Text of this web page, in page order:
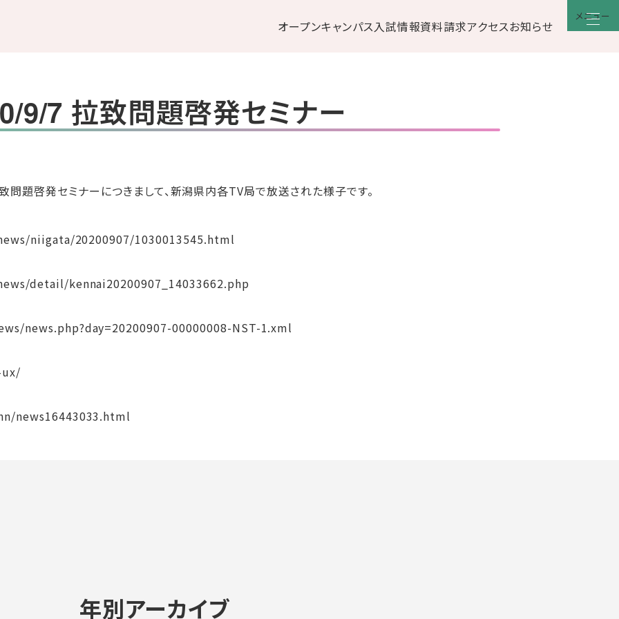
オープンキャンパス入試情報資料請求アクセスお知らせ
メニュー
9/7 拉致問題啓発セミナー
題啓発セミナーにつきまして、新潟県内各TV局で放送された様子です。
niigata/20200907/1030013545.html
detail/kennai20200907_14033662.php
news.php?day=20200907-00000008-NST-1.xml
news16443033.html
年別アーカイブ